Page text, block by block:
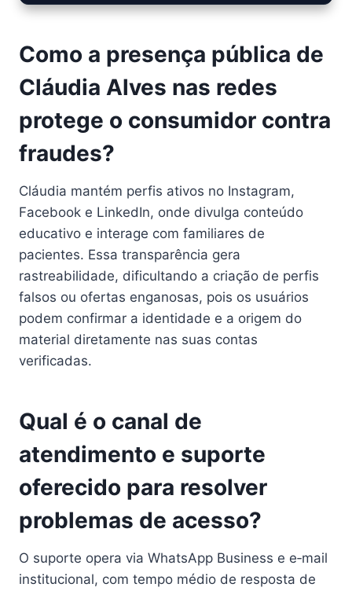
Como a presença pública de
Cláudia Alves nas redes
protege o consumidor contra
fraudes?
Cláudia mantém perfis ativos no Instagram,
Facebook e LinkedIn, onde divulga conteúdo
educativo e interage com familiares de
pacientes. Essa transparência gera
rastreabilidade, dificultando a criação de perfis
falsos ou ofertas enganosas, pois os usuários
podem confirmar a identidade e a origem do
material diretamente nas suas contas
verificadas.
Qual é o canal de
atendimento e suporte
oferecido para resolver
problemas de acesso?
O suporte opera via WhatsApp Business e e‑mail
institucional, com tempo médio de resposta de